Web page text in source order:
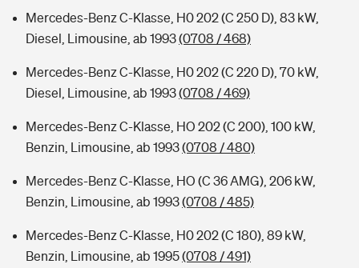
Mercedes-Benz C-Klasse, H0 202 (C 250 D), 83 kW,
Diesel, Limousine, ab 1993(0708 / 468)
Mercedes-Benz C-Klasse, H0 202 (C 220 D), 70 kW,
Diesel, Limousine, ab 1993(0708 / 469)
Mercedes-Benz C-Klasse, HO 202 (C 200), 100 kW,
Benzin, Limousine, ab 1993(0708 / 480)
Mercedes-Benz C-Klasse, HO (C 36 AMG), 206 kW,
Benzin, Limousine, ab 1993(0708 / 485)
Mercedes-Benz C-Klasse, H0 202 (C 180), 89 kW,
Benzin, Limousine, ab 1995(0708 / 491)